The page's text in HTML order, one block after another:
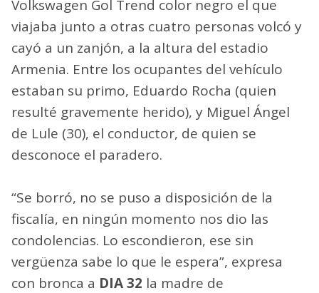
Volkswagen Gol Trend color negro el que
viajaba junto a otras cuatro personas volcó y
cayó a un zanjón, a la altura del estadio
Armenia. Entre los ocupantes del vehículo
estaban su primo, Eduardo Rocha (quien
resulté gravemente herido), y Miguel Ángel
de Lule (30), el conductor, de quien se
desconoce el paradero.
“Se borró, no se puso a disposición de la
fiscalía, en ningún momento nos dio las
condolencias. Lo escondieron, ese sin
vergüenza sabe lo que le espera”, expresa
con bronca a DIA 32 la madre de